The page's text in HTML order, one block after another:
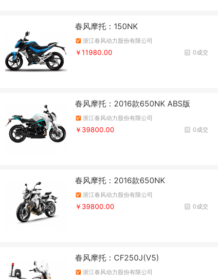
春风摩托：150NK
浙江春风动力股份有限公司
0成交
￥11980.00
春风摩托：2016款650NK ABS版
浙江春风动力股份有限公司
0成交
￥39800.00
春风摩托：2016款650NK
浙江春风动力股份有限公司
0成交
￥39800.00
春风摩托：CF250J(V5)
浙江春风动力股份有限公司